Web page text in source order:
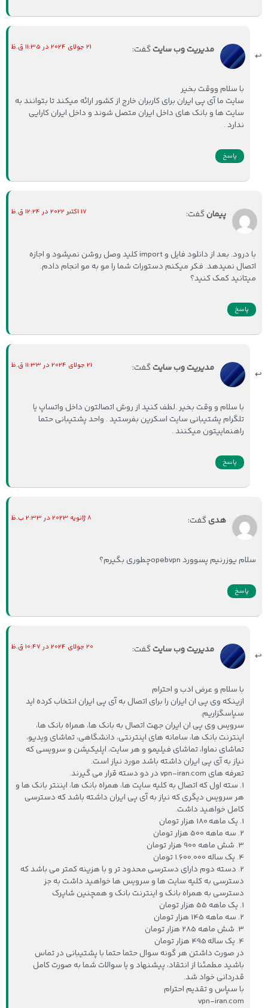
مدیریت وب سایتگفت: 21 جولای 2024 در 11:35 ق.ظ
با سلام ووقت بخیر
سایت ما آی پی ایران برای کاربران خارج از کشور ارائه میکند تا بتوانند به
سایت ها و بانک های داخل ایران متصل شوند و داخل ایران کارایی
ندارد .
پاسخ
پیمانگفت: 17 اکتبر 2022 در 12:24 ق.ظ
با درود. بعد از دانلود فایل و import کلید وصل روشن نمیشود و اجازه
اتصال نمیدهد. فکر میکنم دستورات شما را مو به مو انجام دادم.
میتانید کمک کنید؟
پاسخ
مدیریت وب سایتگفت: 21 جولای 2024 در 11:33 ق.ظ
با سلام و وقت بخیر .لطف کنید از روش اتصالتون داخل واتساپ یا
تلگرام پشتیبانی سایت اسکرین بفرستید . واحد پشتیبانی حتما
راهنماییتون میکنند .
پاسخ
هدیگفت: 8 ژانویه 2023 در 2:33 ب.ظ
سلام یوزرنیم پسوورد opebvpnچطوری بگیرم؟
پاسخ
مدیریت وب سایتگفت: 20 جولای 2024 در 10:47 ق.ظ
با سلام و عرض ادب و احترام
ازینکه وی پی ان ایران را برای اتصال به آی پی ایران انتخاب کرده اید
سپاسگزاریم.
سرویس وی پی ان ایران جهت اتصال به بانک ها، همراه بانک ها،
اینترنت بانک ها، سامانه های اینترنتی، دانشگاهی، تماشای ویدیو،
تماشای نماوا، تماشای فیلیمو و هر سایت، اپلیکیشن و سرویسی که
نیاز به آی پی ایران داشته باشد مورد نیاز است.
تعرفه های vpn-iran.com در دو دسته قرار می گیرند.
1. سته اول که اتصال به کلیه سایت ها، همراه بانک ها، ایننتر بانک ها و
هر سرویس دیگری که نیاز به آی پی ایران داشته باشد که دسترسی
کامل خواهید داشت.
1. یک ماهه 180 هزار تومان
2. سه ماهه 500 هزار تومان
3. شش ماهه 900 هزار تومان
4. یک ساله 1.600.000 تومان
2. دسته دوم دارای دسترسی محدود تر و با هزینه کمتر می باشد که
دسترسی به کلیه سایت ها و سرویس ها خواهید داشت به جز
دسترسی به همراه بانک و اینترنت بانک و همچنین شاپرک
1. یک ماهه 55 هزار تومان
2. سه ماهه 145 هزار تومان
3. شش ماهه 285 هزار تومان
4. یک ساله 495 هزار تومان
در صورت داشتن هر گونه سوال حتما حتما با پشتیبانی در تماس
باشید مطمئنا از انتقاد، پیشنهاد و یا سوالات شما به صورت کامل
قدردانی خواد شد.
با سپاس و تقدیم احترام
vpn-iran.com